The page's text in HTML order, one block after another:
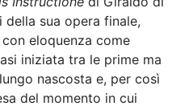
sua opera finale,
eloquenza come
iniziata tra le prime ma
nascosta e, per così
del momento in cui